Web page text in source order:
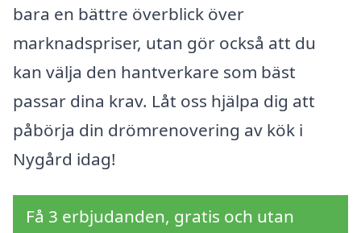
bara en bättre överblick över
marknadspriser, utan gör också att du
kan välja den hantverkare som bäst
passar dina krav. Låt oss hjälpa dig att
påbörja din drömrenovering av kök i
Nygård idag!
Få 3 erbjudanden, gratis och utan